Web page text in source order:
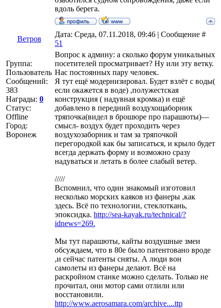
вдоль берега.
Ветров
Дата: Среда, 07.11.2018, 09:46 | Сообщение #
51
Группа:
Пользователь
Сообщений:
383
Награды: 0
Статус:
Offline
Город:
Воронеж
Вопрос к админу: а сколько форум уникальных
посетителей просматривает? Ну или эту ветку.
Нас постоянных пару человек.
Я тут ещё модернизировал. Будет взлёт с воды(
если окажется в воде) ,полужестская
конструкция ( надувная кромка) и ещё
добавлено в передний воздухощаборник
тряпочка(видел в брошюре про парашюты)—
смысл- воздух будет проходить через
воздухозаборник и там за тряпочкой
перегородкой как бы записаться, и крыло будет
всегда держать форму и возможно сразу
надуваться и летать в более слабый ветер.
/////
Вспомнил, что один знакомый изготовил
несколько морских каяков из фанеры ,как
здесь. Всё по технологии, стеклоткань,
эпоксидка. http://sea-kayak.ru/technical/?
idnews=269.
Мы тут парашюты, кайты воздушные змеи
обсуждаем, что в 80е было патентовано вроде
,и сейчас патенты сняты. А люди вон
самолеты из фанеры делают. Всё на
раскройном станке можно сделать. Только не
прочитал, они мотор сами отлили или
восстановили.
http://www.aerosamara.com/archive....ttp